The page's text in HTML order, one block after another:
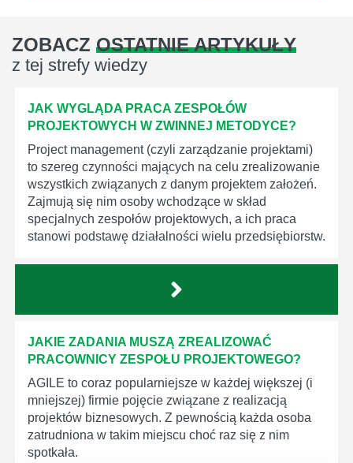
ZOBACZ OSTATNIE ARTYKUŁY
z tej strefy wiedzy
JAK WYGLĄDA PRACA ZESPOŁÓW
PROJEKTOWYCH W ZWINNEJ METODYCE?
Project management (czyli zarządzanie projektami)
to szereg czynności mających na celu zrealizowanie
wszystkich związanych z danym projektem założeń.
Zajmują się nim osoby wchodzące w skład
specjalnych zespołów projektowych, a ich praca
stanowi podstawę działalności wielu przedsiębiorstw.
JAKIE ZADANIA MUSZĄ ZREALIZOWAĆ
PRACOWNICY ZESPOŁU PROJEKTOWEGO?
AGILE to coraz popularniejsze w każdej większej (i
mniejszej) firmie pojęcie związane z realizacją
projektów biznesowych. Z pewnością każda osoba
zatrudniona w takim miejscu choć raz się z nim
spotkała.